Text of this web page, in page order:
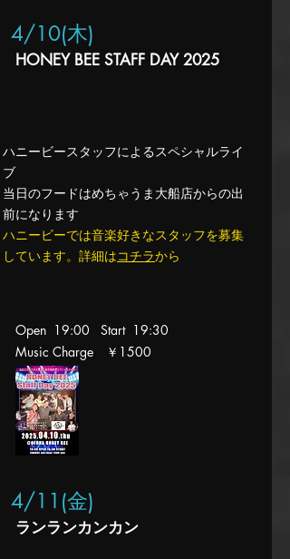
4/10(木)
HONEY BEE STAFF DAY 2025
ハニービースタッフによるスペシャルライ
ブ
当日のフードはめちゃうま大船店からの出
前になります​
ハニービーでは音楽好きなスタッフを募集
しています。詳細はコチラから
Open 19:00 Start 19:30
Music Charge ￥1500
4/11(金)
ランランカンカン